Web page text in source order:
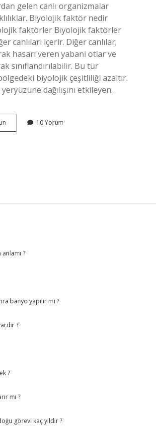
gelen canlı organizmalar
Biyolojik faktör nedir
faktörler Biyolojik faktörler
canlıları içerir. Diğer canlılar;
hasarı veren yabani otlar ve
sınıflandırılabilir. Bu tür
biyolojik çeşitliliği azaltır.
dağılışını etkileyen…
Biyoçeşitliliğin
Coğrafi
10 Yorum
?
banyo yapılır mı ?
?
?
mı ?
görevi kaç yıldır ?